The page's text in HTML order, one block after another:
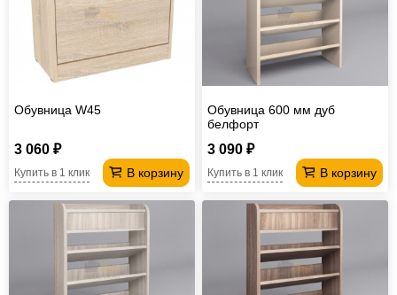
Обувница W45
3 060 ₽
В корзину
Купить в 1 клик
Обувница 600 мм дуб
белфорт
3 090 ₽
В корзину
Купить в 1 клик